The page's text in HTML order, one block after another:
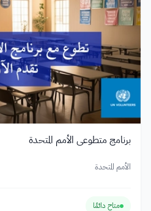
برنامج متطوعي الأمم المتحدة
الأمم المتحدة
متاح دائمًا